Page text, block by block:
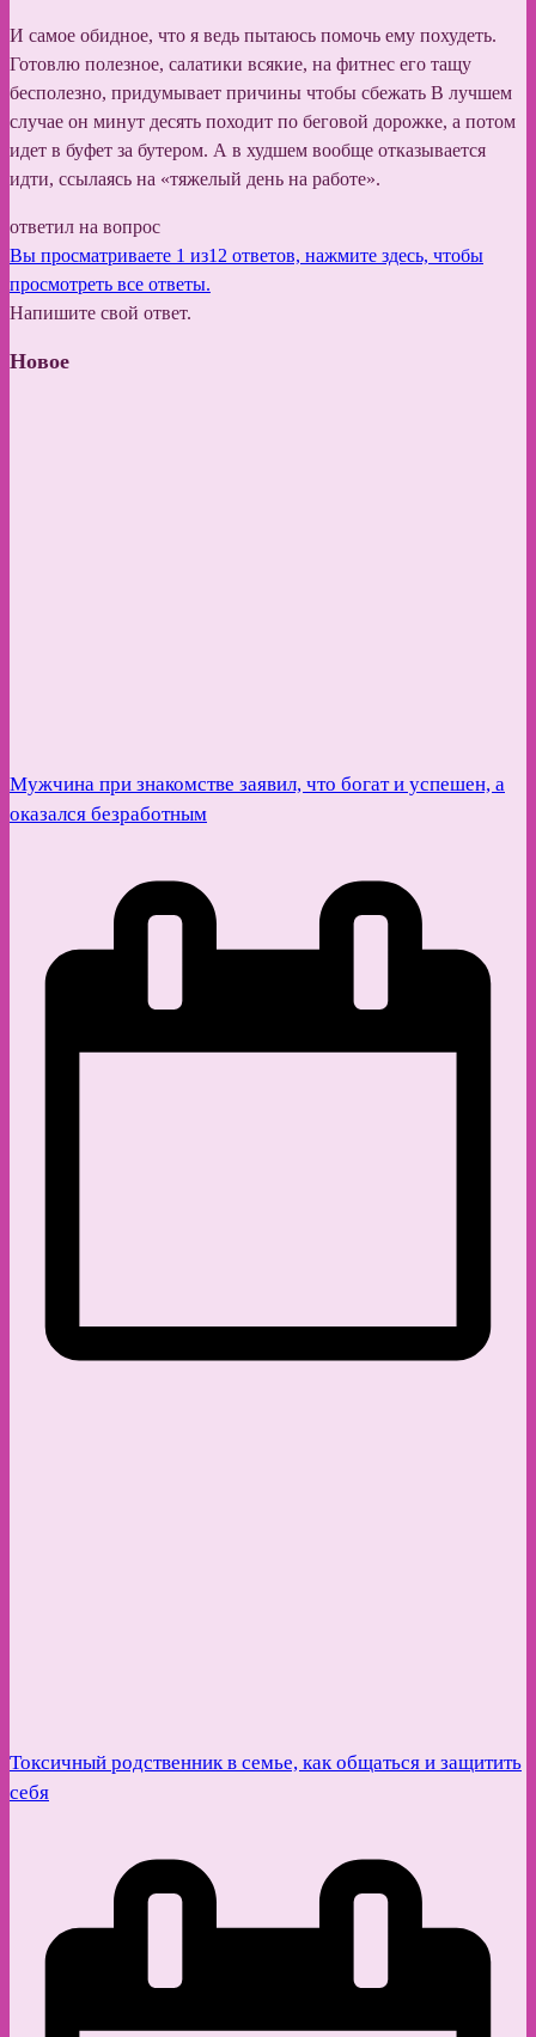
И самое обидное, что я ведь пытаюсь помочь ему похудеть.
Готовлю полезное, салатики всякие, на фитнес его тащу
бесполезно, придумывает причины чтобы сбежать В лучшем
случае он минут десять походит по беговой дорожке, а потом
идет в буфет за бутером. А в худшем вообще отказывается
идти, ссылаясь на «тяжелый день на работе».
ответил на вопрос
Вы просматриваете 1 из12 ответов, нажмите здесь, чтобы
просмотреть все ответы.
Напишите свой ответ.
Новое
Мужчина при знакомстве заявил, что богат и успешен, а
оказался безработным
Токсичный родственник в семье, как общаться и защитить
себя